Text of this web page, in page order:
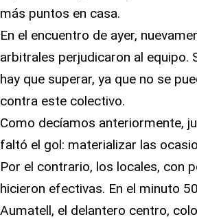
más puntos en casa.
En el encuentro de ayer,
arbitrales perjudicaron al equipo.
hay que superar, ya que no se
contra este colectivo.
Como decíamos anteriormente,
faltó el gol: materializar las
Por el contrario, los locales, con
hicieron efectivas. En el minuto
Aumatell, el delantero centro,